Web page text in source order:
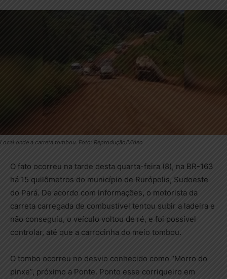
Local onde a carreta tombou. Foto: Reprodução/Vídeo
O fato ocorreu na tarde desta quarta-feira (8), na BR-163
há 15 quilômetros do município de Rurópolis, Sudoeste
do Pará. De acordo com informações, o motorista da
carreta carregada de combustível tentou subir a ladeira e
não conseguiu, o veículo voltou de ré, e foi possível
controlar, até que a carrocinha do meio tombou.
O tombo ocorreu no desvio conhecido como “Morro do
pinxe”, próximo a Ponte. Ponto esse corriqueiro em